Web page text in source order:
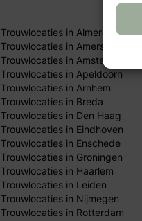
Trouwlocaties in Almere
Trouwlocaties in Amersfoort
Trouwlocaties in Amsterdam
Trouwlocaties in Apeldoorn
Trouwlocaties in Arnhem
Trouwlocaties in Breda
Trouwlocaties in Den Haag
Trouwlocaties in Eindhoven
Trouwlocaties in Enschede
Trouwlocaties in Groningen
Trouwlocaties in Haarlem
Trouwlocaties in Leiden
Trouwlocaties in Nijmegen
Trouwlocaties in Rotterdam